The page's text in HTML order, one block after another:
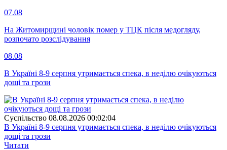
07.08
На Житомирщині чоловік помер у ТЦК після медогляду,
розпочато розслідування
08.08
В Україні 8-9 серпня утримається спека, в неділю очікуються
дощі та грози
Суспiльство 08.08.2026 00:02:04
В Україні 8-9 серпня утримається спека, в неділю очікуються
дощі та грози
Читати